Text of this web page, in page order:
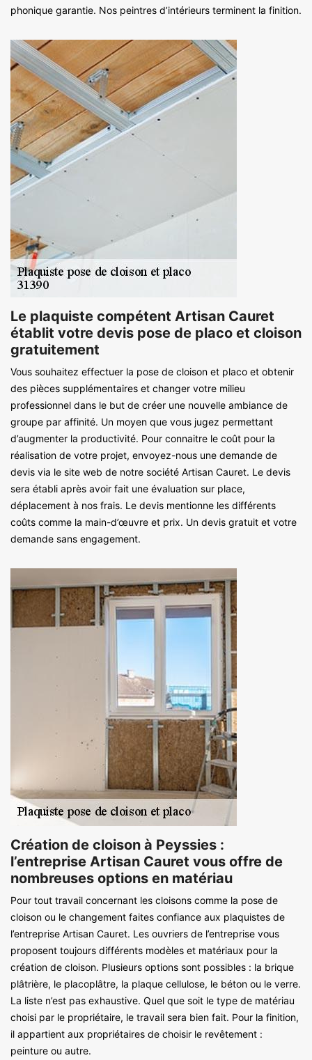
phonique garantie. Nos peintres d’intérieurs terminent la finition.
Le plaquiste compétent Artisan Cauret
établit votre devis pose de placo et cloison
gratuitement
Vous souhaitez effectuer la pose de cloison et placo et obtenir
des pièces supplémentaires et changer votre milieu
professionnel dans le but de créer une nouvelle ambiance de
groupe par affinité. Un moyen que vous jugez permettant
d’augmenter la productivité. Pour connaitre le coût pour la
réalisation de votre projet, envoyez-nous une demande de
devis via le site web de notre société Artisan Cauret. Le devis
sera établi après avoir fait une évaluation sur place,
déplacement à nos frais. Le devis mentionne les différents
coûts comme la main-d’œuvre et prix. Un devis gratuit et votre
demande sans engagement.
Création de cloison à Peyssies :
l’entreprise Artisan Cauret vous offre de
nombreuses options en matériau
Pour tout travail concernant les cloisons comme la pose de
cloison ou le changement faites confiance aux plaquistes de
l’entreprise Artisan Cauret. Les ouvriers de l’entreprise vous
proposent toujours différents modèles et matériaux pour la
création de cloison. Plusieurs options sont possibles : la brique
plâtrière, le placoplâtre, la plaque cellulose, le béton ou le verre.
La liste n’est pas exhaustive. Quel que soit le type de matériau
choisi par le propriétaire, le travail sera bien fait. Pour la finition,
il appartient aux propriétaires de choisir le revêtement :
peinture ou autre.